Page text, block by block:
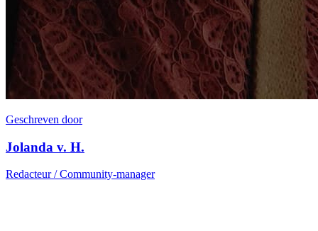
Geschreven door
Jolanda v. H.
Redacteur / Community-manager